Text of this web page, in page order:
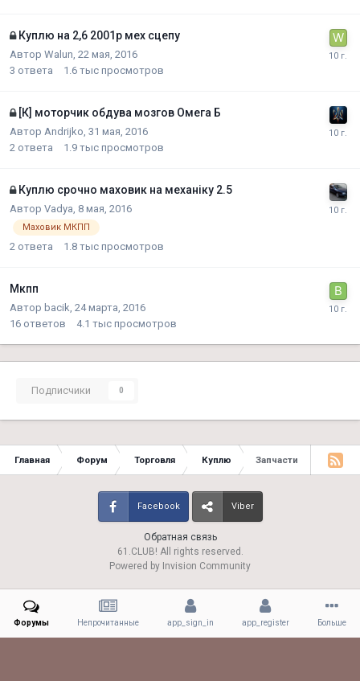
Куплю на 2,6 2001р мех сцепу
Автор Walun 22 мая, 2016
3 ответа 1.6 тыс просмотров
[К] моторчик обдува мозгов Омега Б
Автор Andrijko 31 мая, 2016
2 ответа 1.9 тыс просмотров
Куплю срочно маховик на механіку 2.5
Автор Vadya 8 мая, 2016
Маховик МКПП
2 ответа 1.8 тыс просмотров
Мкпп
Автор bacik 24 марта, 2016
16 ответов 4.1 тыс просмотров
Подписчики 0
Главная Форум Торговля Куплю Запчасти
Обратная связь
Facebook Viber
61.CLUB! All rights reserved.
Powered by Invision Community
Форумы Непрочитанные app_sign_in app_register Больше